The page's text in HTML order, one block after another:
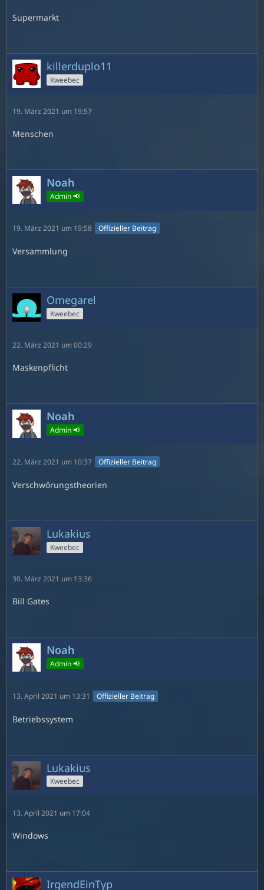
Supermarkt
killerduplo11
Kweebec
19. März 2021 um 19:57
Menschen
Noah
Admin 📢
19. März 2021 um 19:58 Offizieller Beitrag
Versammlung
Omegarel
Kweebec
22. März 2021 um 00:29
Maskenpflicht
Noah
Admin 📢
22. März 2021 um 10:37 Offizieller Beitrag
Verschwörungstheorien
Lukakius
Kweebec
30. März 2021 um 13:36
Bill Gates
Noah
Admin 📢
13. April 2021 um 13:31 Offizieller Beitrag
Betriebssystem
Lukakius
Kweebec
13. April 2021 um 17:04
Windows
IrgendEinTyp